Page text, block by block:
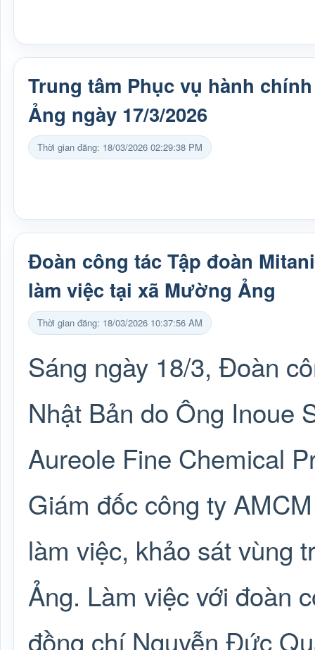
Trung tâm Phục vụ hành
Ảng ngày 17/3/2026
Thời gian đăng: 18/03/2026 02:29:38 PM
Đoàn công tác Tập đoàn
làm việc tại xã Mường Ảng
Thời gian đăng: 18/03/2026 10:37:56 AM
Sáng ngày 18/3, Đoàn
Nhật Bản do Ông Inoue
Aureole Fine Chemical
Giám đốc công ty
làm việc, khảo sát vùng
Ảng. Làm việc với đoàn
đồng chí Nguyễn Đức